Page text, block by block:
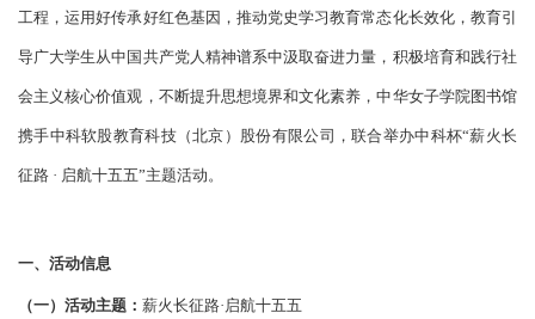
工程，运用好传承好红色基因，推动党史学习教育常态化长效化，教育引
导广大学生从中国共产党人精神谱系中汲取奋进力量，积极培育和践行社
会主义核心价值观，不断提升思想境界和文化素养，中华女子学院图书馆
携手中科软股教育科技（北京）股份有限公司，联合举办中科杯“薪火长
征路 · 启航十五五”主题活动。
一、活动信息
（一） 活动主题 ： 薪火长征路·启航十五五